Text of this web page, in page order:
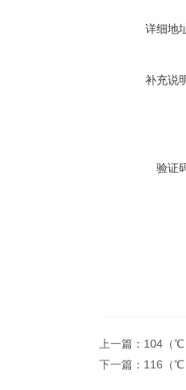
详细地
补充说
验证
上一篇： 104（℃
下一篇： 116（℃